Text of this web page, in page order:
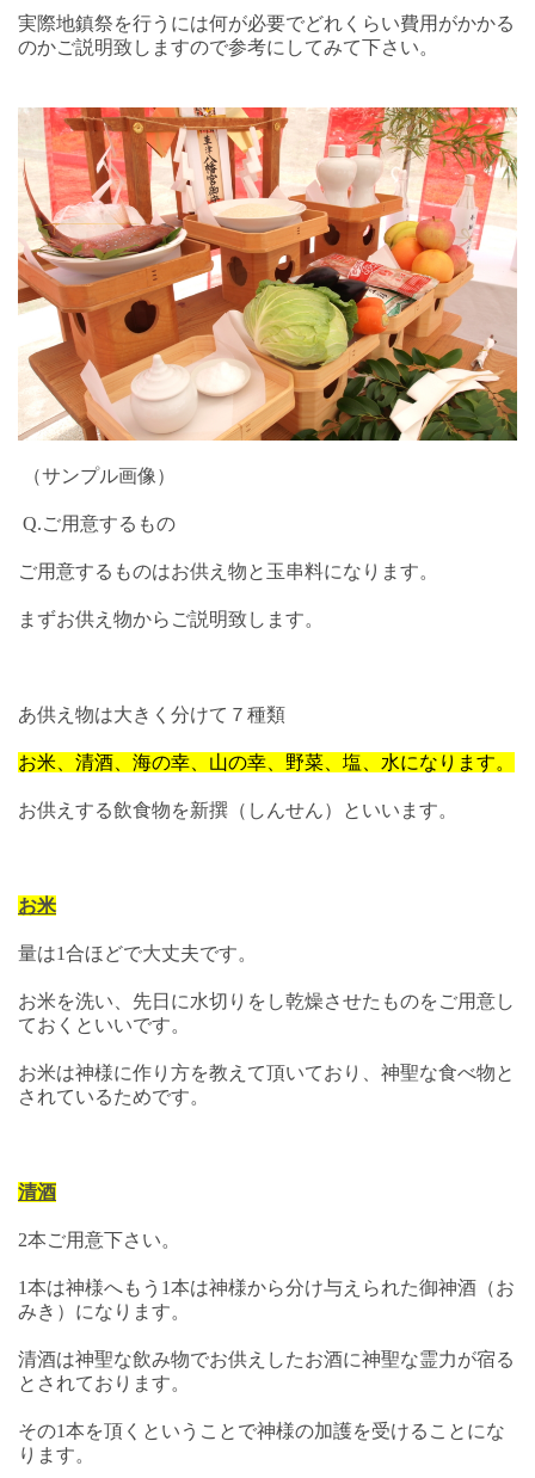
実際地鎮祭を行うには何が必要でどれくらい費用がかかる
のかご説明致しますので参考にしてみて下さい。
（サンプル画像）
Q.ご用意するもの
ご用意するものはお供え物と玉串料になります。
まずお供え物からご説明致します。
あ供え物は大きく分けて７種類
お米、清酒、海の幸、山の幸、野菜、塩、水になります。
お供えする飲食物を新撰（しんせん）といいます。
お米
量は1合ほどで大丈夫です。
お米を洗い、先日に水切りをし乾燥させたものをご用意し
ておくといいです。
お米は神様に作り方を教えて頂いており、神聖な食べ物と
されているためです。
清酒
2本ご用意下さい。
1本は神様へもう1本は神様から分け与えられた御神酒（お
みき）になります。
清酒は神聖な飲み物でお供えしたお酒に神聖な霊力が宿る
とされております。
その1本を頂くということで神様の加護を受けることにな
ります。